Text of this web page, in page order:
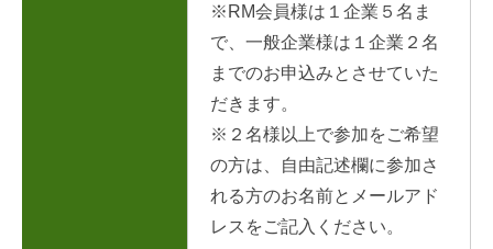
※RM会員様は１企業５名ま
で、一般企業様は１企業２名
までのお申込みとさせていた
だきます。
※２名様以上で参加をご希望
の方は、自由記述欄に参加さ
れる方のお名前とメールアド
レスをご記入ください。